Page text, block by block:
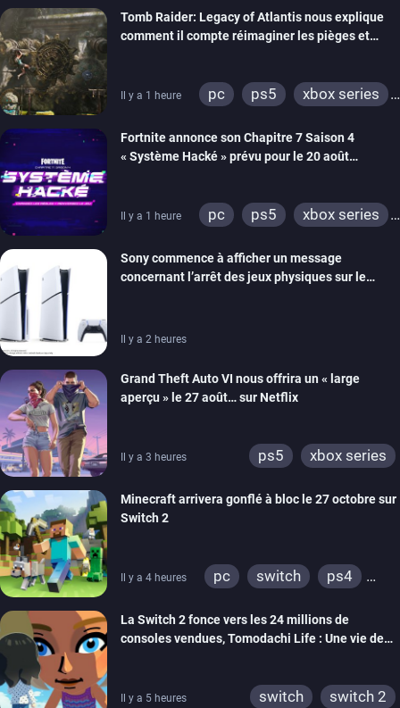
Tomb Raider: Legacy of Atlantis nous explique
comment il compte réimaginer les pièges et
Il y a 1 heure pc ps5
xbox series
Fortnite annonce son Chapitre 7 Saison 4
« Système Hacké » prévu pour le 20 août
Il y a 1 heure pc ps5
xbox series
ps4
xbox one
switch 2
Sony commence à afficher un message
concernant l’arrêt des jeux physiques sur le
Il y a 2 heures
Grand Theft Auto VI nous offrira un « large
aperçu » le 27 août… sur Netflix
Il y a 3 heures ps5 xbox series
Minecraft arrivera gonflé à bloc le 27 octobre sur
Switch 2
Il y a 4 heures pc switch
ps4
wiiu
3ds
ps3
xbox 360
switch 2
La Switch 2 fonce vers les 24 millions de
consoles vendues, Tomodachi Life : Une vie de
Il y a 5 heures switch switch 2